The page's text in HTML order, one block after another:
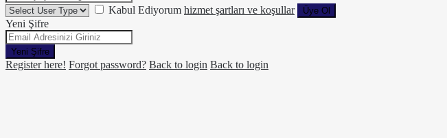
Kabul Ediyorum hizmet şartları ve koşullar Üye Ol
Yeni Şifre
Yeni Şifre
Register here! Forgot password? Back to login Back to login